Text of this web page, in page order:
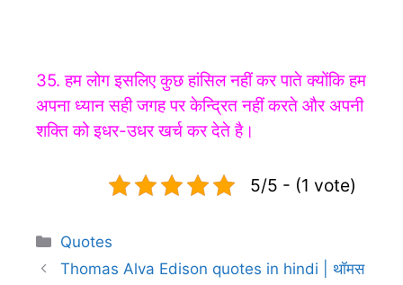
35. हम लोग इसलिए कुछ हांसिल नहीं कर पाते क्योंकि हम
अपना ध्यान सही जगह पर केन्द्रित नहीं करते और अपनी
शक्ति को इधर-उधर खर्च कर देते है।
5/5 - (1 vote)
Categories
Quotes
Thomas Alva Edison quotes in hindi | थॉमस